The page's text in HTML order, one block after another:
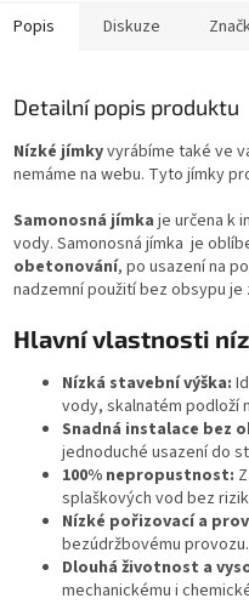
Popis Diskuze
Detailní popis produktu
Nízké jímkyvyrábíme také ve
nemáme na webu. Tyto jímky
Samonosná jímka je určena k
vody. Samonosná jímka je
obetonování, po usazení na
nadzemní použití bez obsypu
Hlavní vlastnosti
Nízká stavební výška:
vody, skalnatém podloží
Snadná instalace bez
jednoduché usazení do
100% nepropustnost:
splaškových vod bez
Nízké pořizovací a
bezúdržbovému provozu.
Dlouhá životnost a
mechanickému i